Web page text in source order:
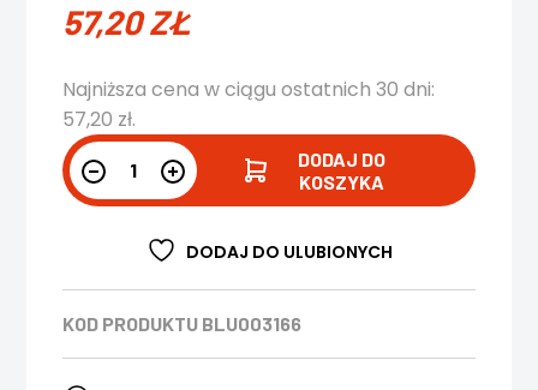
57,20ZŁ
Najniższa cena w ciągu ostatnich 30 dni:
57,20 zł.
DODAJ DO
KOSZYKA
DODAJ DO ULUBIONYCH
KOD PRODUKTU BLU003166